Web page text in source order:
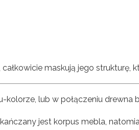
maskują jego strukturę,
kolorze, lub w połączeniu
jest korpus mebla,